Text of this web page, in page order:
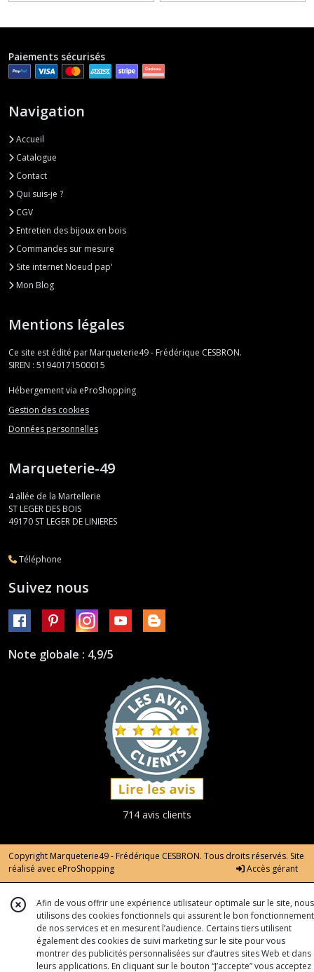
Paiements sécurisés
Navigation
Accueil
Catalogue
Contact
Qui suis-je ?
CGV
Entretien des bijoux en bois
Commandes sur mesure
Site internet Noeud pap'
Mon Blog
Mentions légales
Ce site est édité par Marqueterie49 - Frédérique CESBRON.
SIREN : 51940171500015
Hébergement via eProShopping
Gestion des cookies
Données personnelles
Marqueterie-49
4 allée de la Martellerie
ST LEGER DES BOIS
49170 ST LEGER DE LINIERES
Téléphone
Suivez nous
Note globale : 4,9/5
714 avis clients
Copyright Marqueterie49 - Frédérique CESBRON. Tous droits réservés. Site
réalisé avec eProShopping Accès gérant
Afin de vous offrir une expérience utilisateur optimale sur le site, nous
utilisons des cookies fonctionnels qui assurent le bon fonctionnement
de nos services et en mesurent l’audience. Certains tiers utilisent
également des cookies de suivi marketing sur le site pour vous
montrer des publicités personnalisées sur d’autres sites Web et dans
leurs applications. En cliquant sur le bouton “J’accepte” vous acceptez